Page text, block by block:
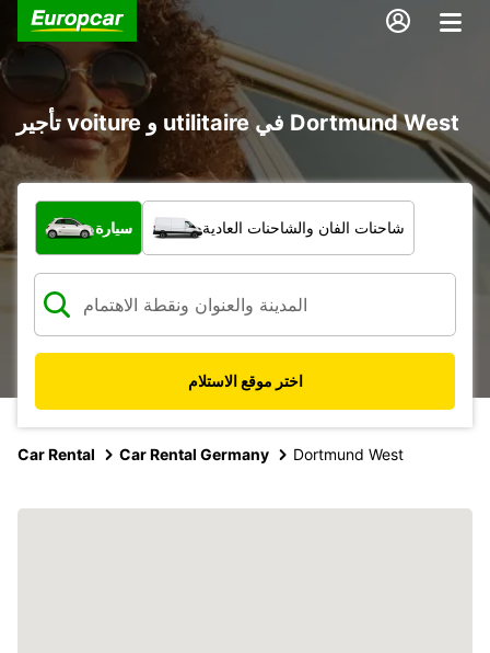
تأجير voiture و utilitaire في Dortmund West
ما نوع المركبة؟
سيارة شاحنات الفان والشاحنات العادية
اختر موقع الاستلام
Car Rental Car Rental Germany Dortmund West